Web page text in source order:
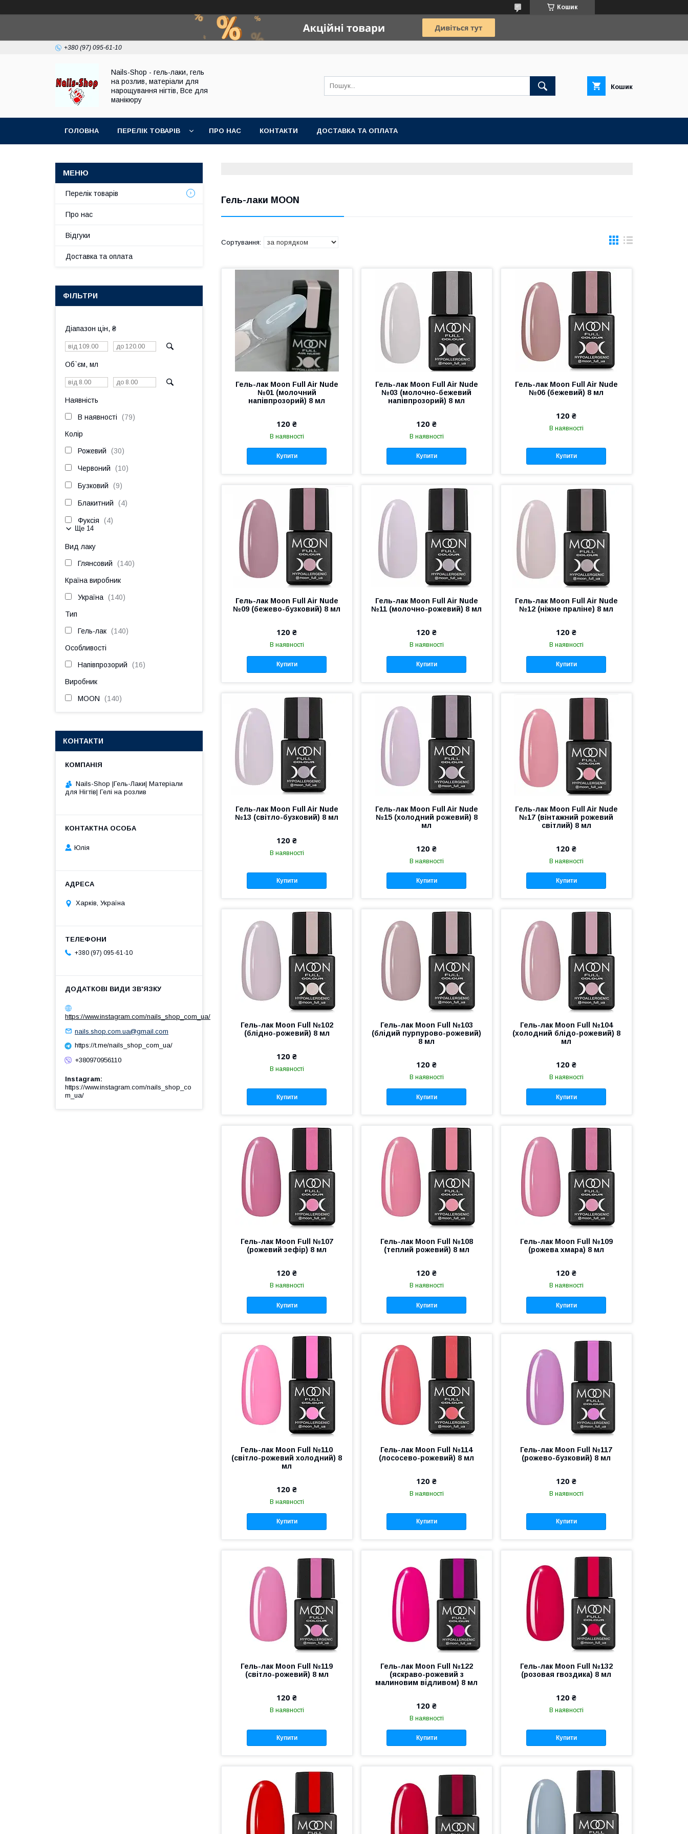
Кошик
+380 (97) 095-61-10
Nails-Shop - гель-лаки, гель
на розлив, матеріали для
нарощування нігтів, Все для
манікюру
Кошик
ГОЛОВНА ПЕРЕЛІК ТОВАРІВ ПРО НАС КОНТАКТИ ДОСТАВКА ТА ОПЛАТА
Гель-лаки MOON
Гель-лак Moon Full Air Nude
№01 (молочний
напівпрозорий) 8 мл
120 ₴
В наявності
Купити
Гель-лак Moon Full Air Nude
№03 (молочно-бежевий
напівпрозорий) 8 мл
120 ₴
В наявності
Купити
Гель-лак Moon Full Air Nude
№06 (бежевий) 8 мл
120 ₴
В наявності
Купити
Гель-лак Moon Full Air Nude
№09 (бежево-бузковий) 8 мл
120 ₴
В наявності
Купити
Гель-лак Moon Full Air Nude
№11 (молочно-рожевий) 8 мл
120 ₴
В наявності
Купити
Гель-лак Moon Full Air Nude
№12 (ніжне праліне) 8 мл
120 ₴
В наявності
Купити
Гель-лак Moon Full Air Nude
№13 (світло-бузковий) 8 мл
120 ₴
В наявності
Купити
Гель-лак Moon Full Air Nude
№15 (холодний рожевий) 8
мл
120 ₴
В наявності
Купити
Гель-лак Moon Full Air Nude
№17 (вінтажний рожевий
світлий) 8 мл
120 ₴
В наявності
Купити
Гель-лак Moon Full №102
(блідно-рожевий) 8 мл
120 ₴
В наявності
Купити
Гель-лак Moon Full №103
(блідий пурпурово-рожевий)
8 мл
120 ₴
В наявності
Купити
Гель-лак Moon Full №104
(холодний блідо-рожевий) 8
мл
120 ₴
В наявності
Купити
Гель-лак Moon Full №107
(рожевий зефір) 8 мл
120 ₴
В наявності
Купити
Гель-лак Moon Full №108
(теплий рожевий) 8 мл
120 ₴
В наявності
Купити
Гель-лак Moon Full №109
(рожева хмара) 8 мл
120 ₴
В наявності
Купити
Гель-лак Moon Full №110
(світло-рожевий холодний) 8
мл
120 ₴
В наявності
Купити
Гель-лак Moon Full №114
(лососево-рожевий) 8 мл
120 ₴
В наявності
Купити
Гель-лак Moon Full №117
(рожево-бузковий) 8 мл
120 ₴
В наявності
Купити
Гель-лак Moon Full №119
(світло-рожевий) 8 мл
120 ₴
В наявності
Купити
Гель-лак Moon Full №122
(яскраво-рожевий з
малиновим відливом) 8 мл
120 ₴
В наявності
Купити
Гель-лак Moon Full №132
(розовая гвоздика) 8 мл
120 ₴
В наявності
Купити
Перелік товарів
Про нас
Відгуки
Доставка та оплата
ФІЛЬТРИ
Діапазон цін, ₴
Об`єм, мл
Наявність
В наявності 79
Колір
Рожевий 30
Червоний 10
Бузковий 9
Блакитний 4
Фуксія 4
Ще 14
Вид лаку
Глянсовий 140
Країна виробник
Україна 140
Тип
Гель-лак 140
Особливості
Напівпрозорий 16
Виробник
MOON 140
КОНТАКТИ
Nails-Shop |Гель-Лаки| Матеріали
для Нігтів| Гелі на розлив
Юлія
Харків, Україна
+380 (97) 095-61-10
https://www.instagram.com/nails_shop_com_ua/
nails.shop.com.ua@gmail.com
https://t.me/nails_shop_com_ua/
+380970956110
Instagram
https://www.instagram.com/nails_shop_co
m_ua/